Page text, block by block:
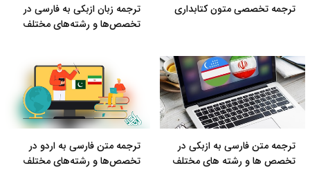
ترجمه تخصصی متون کتابداری
ترجمه زبان ازبکی به فارسی در
تخصص‌ها و رشته‌های مختلف
ترجمه متن فارسی به ازبکی در
تخصص ها و رشته های مختلف
ترجمه متن فارسی به اردو در
تخصص‌ها و رشته‌های مختلف